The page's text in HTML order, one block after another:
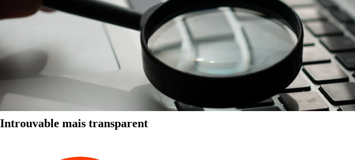
Introuvable mais transparent